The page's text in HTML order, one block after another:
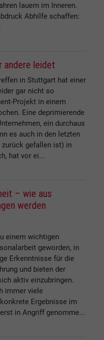
lauern im Inneren.
Abhilfe schaffen:
andere leidet
in Stuttgart hat einer
gar nicht so
Projekt in einem
Eine deprimierende
ein durchaus
es auch in den letzten
gefallen ist) in
hat vor ei...
– wie aus
werden
einem wichtigen
geworden, in
Erkenntnisse für die
und bieten der
aktiv einzubringen.
immer viele
Ergebnisse im
in Angriff genomme...